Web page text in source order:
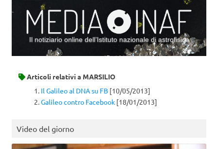
Il notiziario online dell’Istituto nazionale di astrofisica
Articoli relativi a MARSILIO
Il Galileo al DNA su FB [10/05/2013]
Galileo contro Facebook [18/01/2013]
Video del giorno